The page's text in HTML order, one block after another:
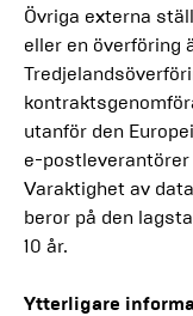
Övriga externa
eller en överföring
utanför den
e-postleverantörer
Varaktighet av
beror på den
10 år.
Ytterligare